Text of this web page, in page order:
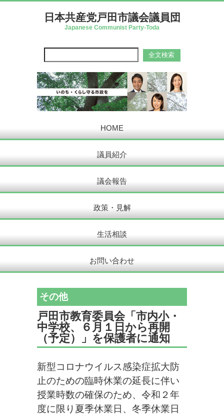
日本共産党戸田市議会議員団
Japanese Communist Party-Toda
HOME
議員紹介
議会報告
政策・見解
生活相談
お問い合わせ
その他
戸田市教育委員会「市内小・
中学校、６月１日から再開
（予定）」を保護者に通知
新型コロナウイルス感染症拡大防
止のための臨時休業の延長に伴い
授業時数の確保のため、令和２年
度に限り夏季休業日、冬季休業日